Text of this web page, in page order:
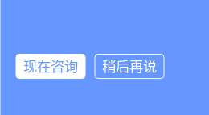
现在咨询 稍后再说